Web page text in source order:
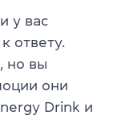
у вас
ответу.
но вы
они
Drink и